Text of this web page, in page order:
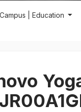
Campus | Education